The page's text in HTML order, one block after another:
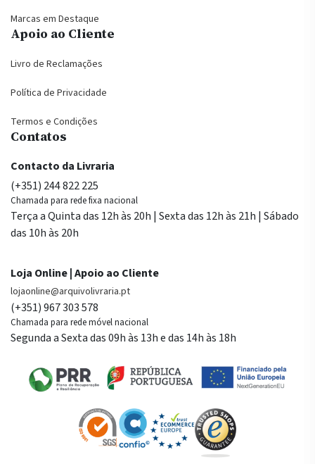
Marcas em Destaque
Apoio ao Cliente
Livro de Reclamações
Política de Privacidade
Termos e Condições
Contatos
Contacto da Livraria
(+351) 244 822 225
Chamada para rede fixa nacional
Terça a Quinta das 12h às 20h | Sexta das 12h às 21h | Sábado
das 10h às 20h
Loja Online | Apoio ao Cliente
lojaonline@arquivolivraria.pt
(+351) 967 303 578
Chamada para rede móvel nacional
Segunda a Sexta das 09h às 13h e das 14h às 18h